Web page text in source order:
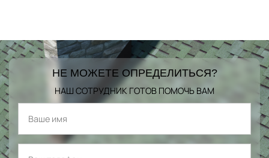
НЕ МОЖЕТЕ ОПРЕДЕЛИТЬСЯ?
НАШ СОТРУДНИК ГОТОВ ПОМОЧЬ ВАМ